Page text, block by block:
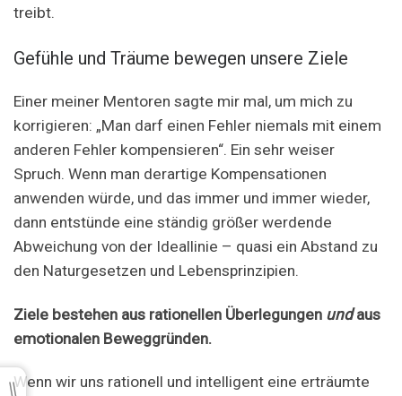
treibt.
Gefühle und Träume bewegen unsere Ziele
Einer meiner Mentoren sagte mir mal, um mich zu
korrigieren: „Man darf einen Fehler niemals mit einem
anderen Fehler kompensieren“. Ein sehr weiser
Spruch. Wenn man derartige Kompensationen
anwenden würde, und das immer und immer wieder,
dann entstünde eine ständig größer werdende
Abweichung von der Ideallinie – quasi ein Abstand zu
den Naturgesetzen und Lebensprinzipien.
Ziele bestehen aus rationellen Überlegungen undaus
emotionalen Beweggründen.
Wenn wir uns rationell und intelligent eine erträumte